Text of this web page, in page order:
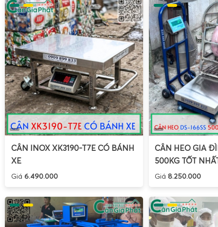
sân bay. Người dùng chỉ cần móc quai vali vào móc cân,
chờ vài giây để màn hình ổn định số đo.
Nhờ khả năng cân tối đa 50kg,cân hành lý sân bayWH-
hết các quy định về hành lý ký gửi và xách tay của các
biến. Việc chủ động kiểm soát khối lượng hành lý giúp hạn
quá cước, đồng thời tối ưu hóa lượng đồ mang theo trong
năng chuyển đổi đơn vị kg – lb cũng hỗ trợ người dùng dễ
định của các hãng bay quốc tế.
Hỗ trợ cân hàng hóa nhỏ lẻ, kiểm soát khối lượng
Bên cạnh các ứng dụng chính nhưcân đi chợ,cân thực
cân treo cầm tay WH-A08 50kg
còn phù hợp cho nhiều
đình cần kiểm tra khối lượng trước khi vận chuyển.
Đối với các hộ kinh doanh online, việc sở hữu một chiếc
CÂN INOX XK3190-T7E CÓ BÁNH
XE
Giá 6.490.000
CÂN HEO GIA
500KG TỐT
Giá 8.250.000